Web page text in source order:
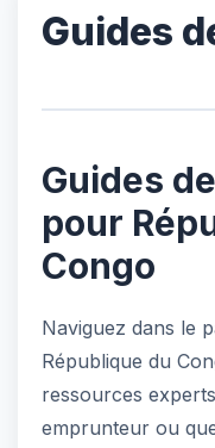
Guides
Guides
pour
Congo
Naviguez dans le
République du
ressources
emprunteur ou